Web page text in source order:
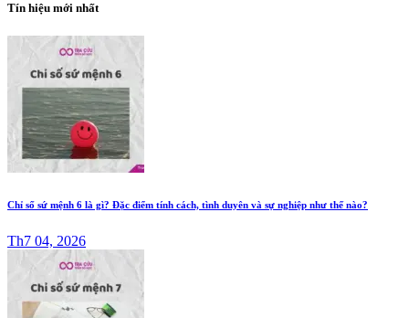
Tín hiệu mới nhất
Chỉ số sứ mệnh 6 là gì? Đặc điểm tính cách, tình duyên và sự nghiệp như thế nào?
Th7 04, 2026